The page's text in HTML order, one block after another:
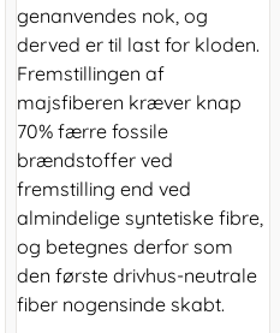
genanvendes nok, og
derved er til last for kloden.
Fremstillingen af
majsfiberen kræver knap
70% færre fossile
brændstoffer ved
fremstilling end ved
almindelige syntetiske fibre,
og betegnes derfor som
den første drivhus-neutrale
fiber nogensinde skabt.